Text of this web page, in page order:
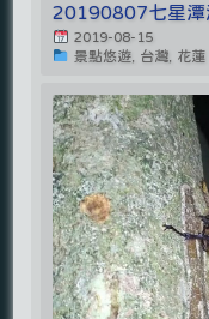
20190807七星潭
2019-08-15
景點悠遊, 台灣, 花蓮